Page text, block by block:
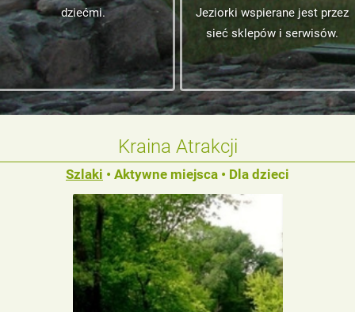
dziećmi.
Jeziorki wspierane jest przez
sieć sklepów i serwisów.
Kraina Atrakcji
Szlaki • Aktywne miejsca • Dla dzieci